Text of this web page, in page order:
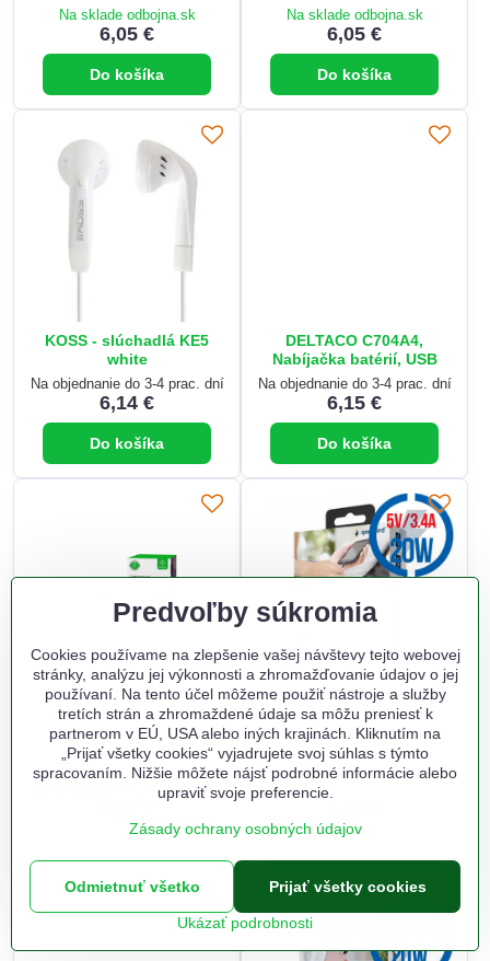
Na sklade odbojna.sk
6,05 €
Do košíka
Na sklade odbojna.sk
6,05 €
Do košíka
KOSS - slúchadlá KE5
white
Na objednanie do 3-4 prac. dní
6,14 €
Do košíka
DELTACO C704A4,
Nabíjačka batérií, USB
Na objednanie do 3-4 prac. dní
6,15 €
Do košíka
WOOX R9076, WiFi Smart
Spot GU10 RGB+CCT WiFi
Na objednanie do 3-4 prac. dní
GEMBIRD Rýchlo
nabíjačka USB/USB Type
C, 20W, 5V/3,4A, biela (TA-
UC-PDQC20-01-W)
Na sklade odbojna.sk
Predvoľby súkromia
Cookies používame na zlepšenie vašej návštevy tejto webovej
stránky, analýzu jej výkonnosti a zhromažďovanie údajov o jej
používaní. Na tento účel môžeme použiť nástroje a služby
tretích strán a zhromaždené údaje sa môžu preniesť k
partnerom v EÚ, USA alebo iných krajinách. Kliknutím na
„Prijať všetky cookies“ vyjadrujete svoj súhlas s týmto
spracovaním. Nižšie môžete nájsť podrobné informácie alebo
upraviť svoje preferencie.
Zásady ochrany osobných údajov
Ukázať podrobnosti
Prijať všetky cookies
Odmietnuť všetko